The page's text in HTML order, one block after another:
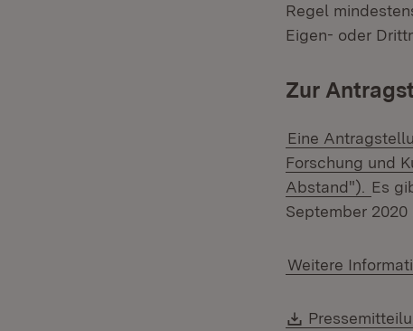
Regel
Eigen- oder
Zur
Eine
Forschung und
Abstand").
Es
September 2020
Weitere
Download: